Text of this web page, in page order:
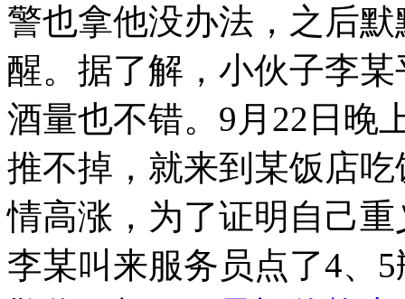
警也拿他没办法，之后
醒。据了解，小伙子李
酒量也不错。9月22日晚
推不掉，就来到某饭店
情高涨，为了证明自己
李某叫来服务员点了4、